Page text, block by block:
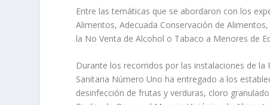
Entre las temáticas que se abordaron con los
Alimentos, Adecuada Conservación de
la No Venta de Alcohol o Tabaco a Menores de
Durante los recorridos por las instalaciones de la
Sanitaria Número Uno ha entregado a los
desinfección de frutas y verduras, cloro